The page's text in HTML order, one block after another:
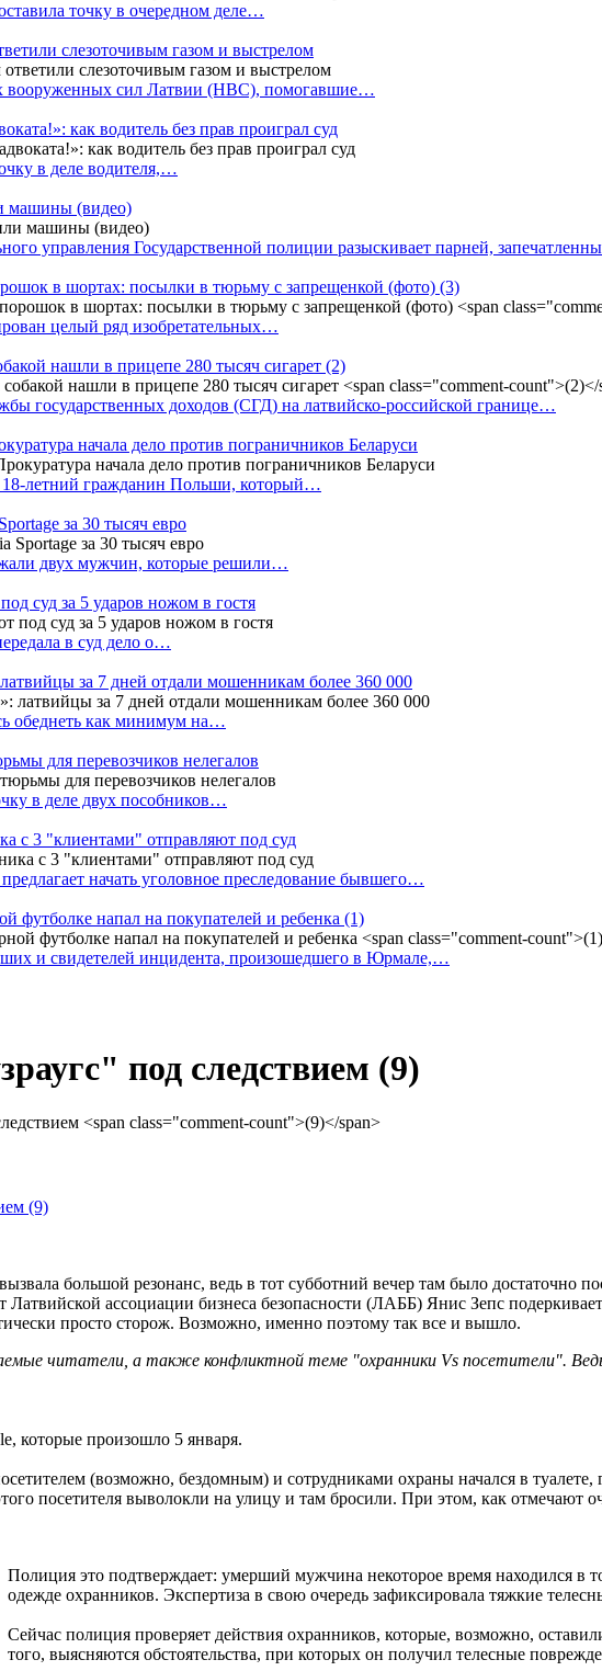
точку в очередном деле…
слезоточивым газом и выстрелом
вооруженных сил Латвии (НВС), помогавшие…
как водитель без прав проиграл суд
в деле водителя,…
машины (видео)
управления Государственной полиции разыскивает парней,
в шортах: посылки в тюрьму с запрещенкой (фото) (3)
целый ряд изобретательных…
нашли в прицепе 280 тысяч сигарет (2)
государственных доходов (СГД) на латвийско-российской границе…
начала дело против пограничников Беларуси
летний гражданин Польши, который…
за 30 тысяч евро
двух мужчин, которые решили…
суд за 5 ударов ножом в гостя
в суд дело о…
за 7 дней отдали мошенникам более 360 000
обеднеть как минимум на…
для перевозчиков нелегалов
в деле двух пособников…
с 3 "клиентами" отправляют под суд
начать уголовное преследование бывшего…
футболке напал на покупателей и ребенка (1)
и свидетелей инцидента, произошедшего в Юрмале,…
под следствием (9)
(9)
большой резонанс, ведь в тот субботний вечер там было достаточно
Латвийской ассоциации бизнеса безопасности (ЛАББ) Янис Зепс
просто сторож. Возможно, именно поэтому так все и вышло.
читатели, а также конфликтной теме "охранники Vs посетители". Ведь
которые произошло 5 января.
(возможно, бездомным) и сотрудниками охраны начался в туалете,
посетителя выволокли на улицу и там бросили. При этом, как
Полиция это подтверждает: умерший мужчина некоторое время находился в
одежде охранников. Экспертиза в свою очередь зафиксировала тяжкие
Сейчас полиция проверяет действия охранников, которые, возможно,
того, выясняются обстоятельства, при которых он получил телесные